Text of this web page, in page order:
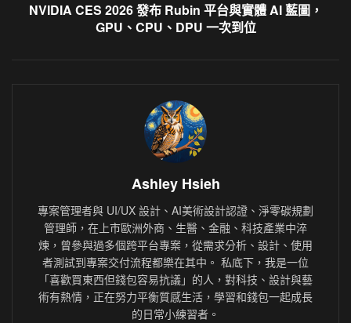
NVIDIA CES 2026 發布 Rubin 平台與實體 AI 藍圖，
GPU、CPU、DPU 一次到位
Ashley Hsieh
專案管理者與 UI/UX 設計、AI美術設計認證、淨零碳規劃
管理師，在上市歐洲外商、生醫、金融、科技產業中淬
煉，曾參與過多個跨平台專案，從需求分析、設計、使用
者測試到專案交付流程都樂在其中。 私底下，我是一位
「喜歡買東西但錢包容易抗議」的人，對科技、設計與藝
術有熱情，正在努力平衡質感生活，學習和錢包一起成長
的日常小練習者。